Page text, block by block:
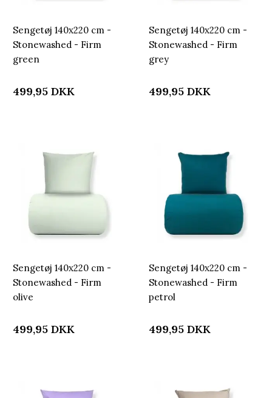
Sengetøj 140x220 cm -
Stonewashed - Firm
green
499,95 DKK
Sengetøj 140x220 cm -
Stonewashed - Firm
grey
499,95 DKK
Sengetøj 140x220 cm -
Stonewashed - Firm
olive
499,95 DKK
Sengetøj 140x220 cm -
Stonewashed - Firm
petrol
499,95 DKK